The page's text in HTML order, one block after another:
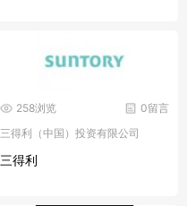
0留言
258浏览
三得利（中国）投资有限公司
三得利